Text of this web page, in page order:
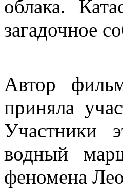
облака.
загадочное
Автор
приняла
Участники
водный
феномена